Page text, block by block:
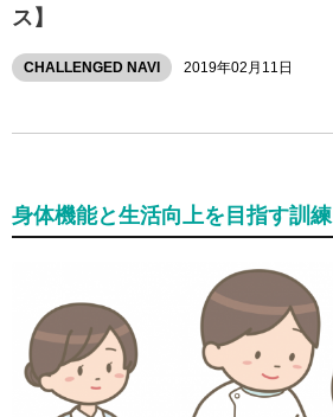
ス】
CHALLENGED NAVI 2019年02月11日
身体機能と生活向上を目指す訓練